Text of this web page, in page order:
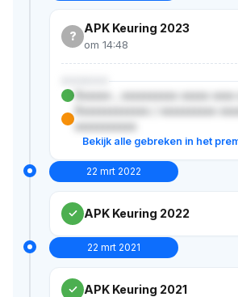
?
APK Keuring 2023
om 14:48
Xxxxxx-, xxxxxxxxxx xxxxx xxxx
Xxxxxxxxxxxxx / xxxxxxxxxx
Bekijk alle gebreken in het
22 mrt 2022
APK Keuring 2022
22 mrt 2021
APK Keuring 2021